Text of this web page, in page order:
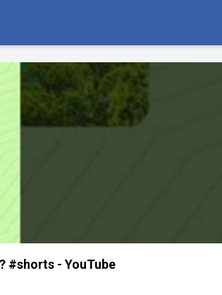
#shorts - YouTube